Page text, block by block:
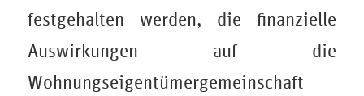
festgehalten werden, die finanzielle
Auswirkungen auf die
Wohnungseigentümergemeinschaft